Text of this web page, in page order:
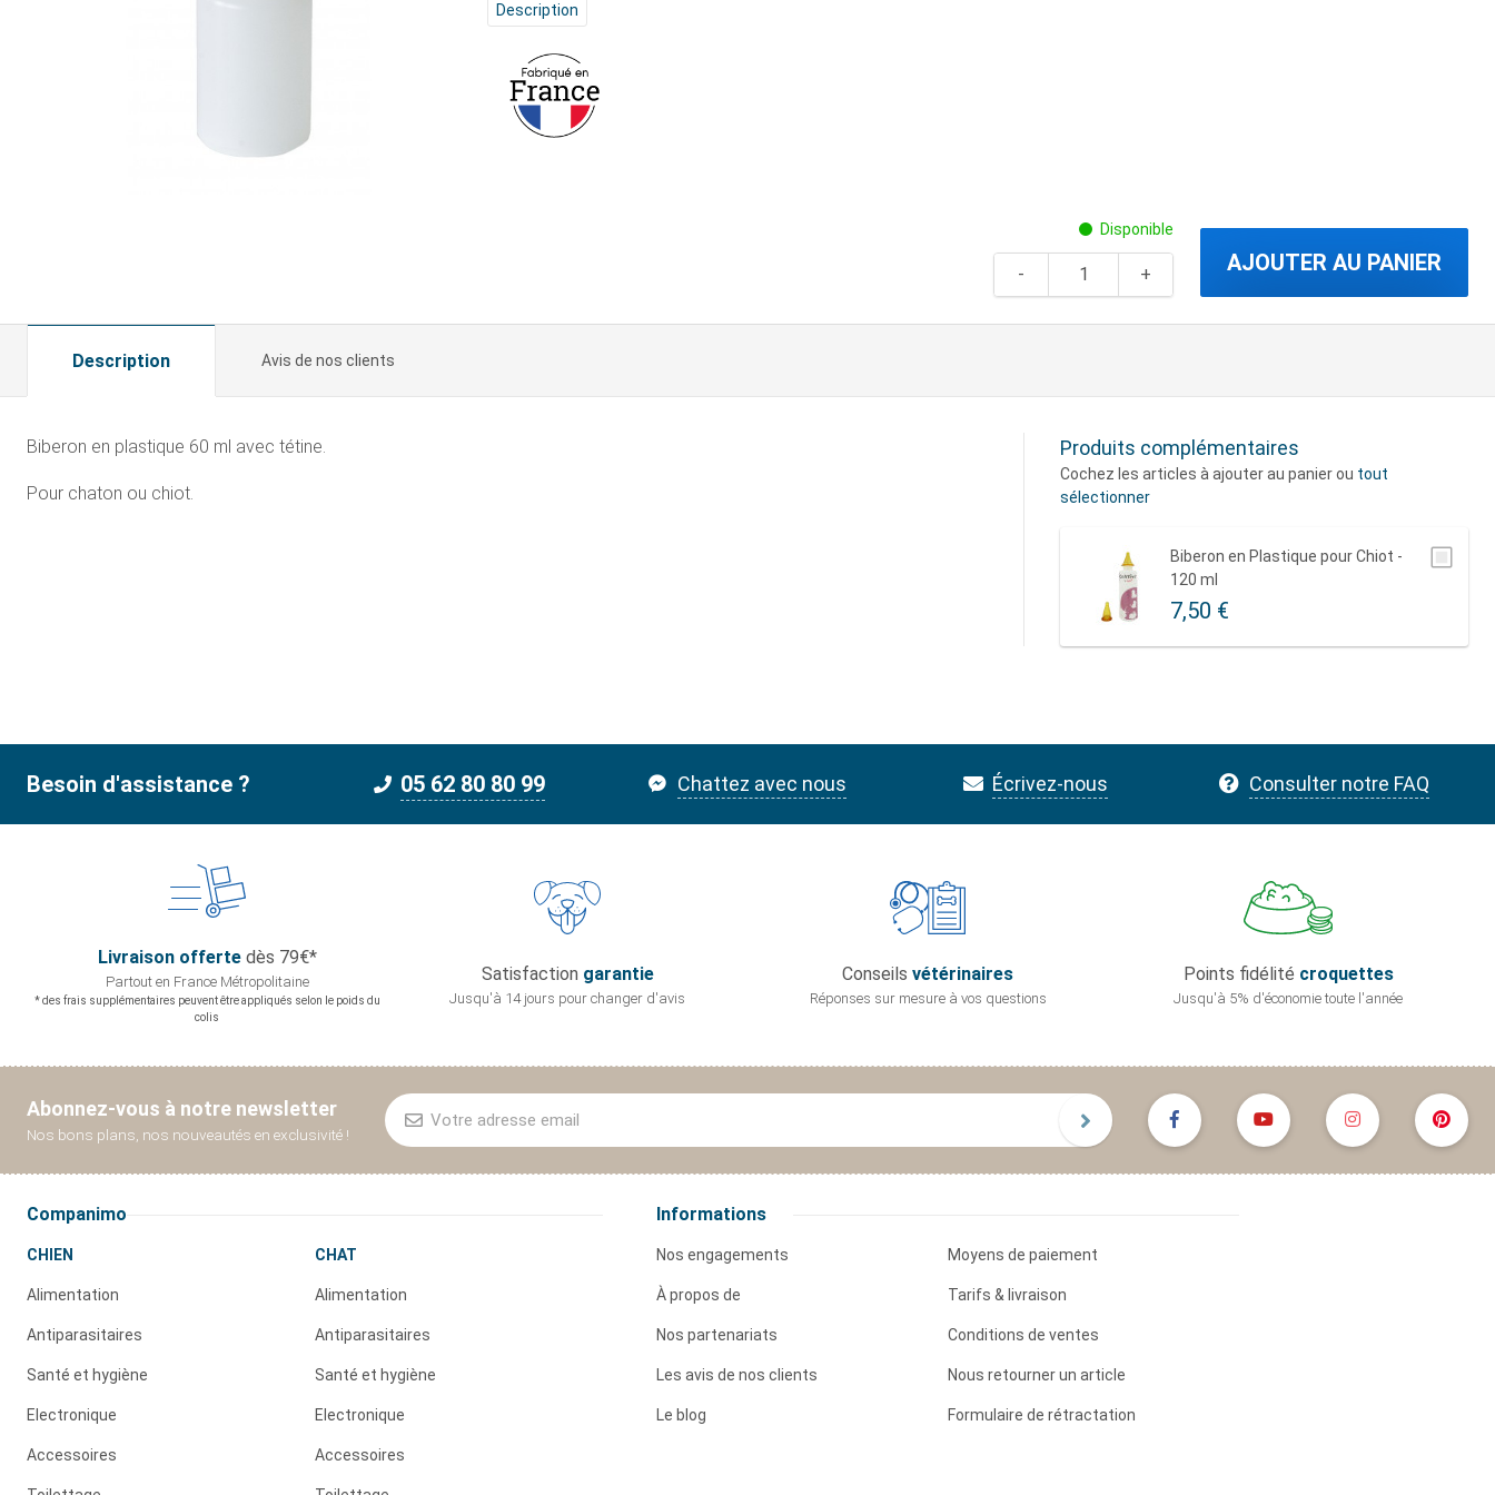
Description
Disponible
AJOUTER AU PANIER
Description Avis de nos clients
Biberon en plastique 60 ml avec tétine.
Pour chaton ou chiot.
Produits complémentaires
Cochez les articles à ajouter au panier ou tout
sélectionner
Biberon en Plastique pour Chiot -
120 ml
7,50 €
Besoin d'assistance ? 05 62 80 80 99 Chattez avec nous Écrivez-nous Consulter notre FAQ
Livraison offertedès 79€*
Partout en France Métropolitaine
* des frais supplémentaires peuvent être appliqués selon le poids du
colis
Satisfaction garantie
Jusqu'à 14 jours pour changer d'avis
Conseils vétérinaires
Réponses sur mesure à vos questions
Points fidélité croquettes
Jusqu'à 5% d'économie toute l'année
Abonnez-vous à notre newsletter
Nos bons plans, nos nouveautés en exclusivité !
Companimo
CHIEN
Alimentation
Antiparasitaires
Santé et hygiène
Electronique
Accessoires
CHAT
Alimentation
Antiparasitaires
Santé et hygiène
Electronique
Accessoires
Informations
Nos engagements
À propos de
Nos partenariats
Les avis de nos clients
Le blog
Moyens de paiement
Tarifs & livraison
Conditions de ventes
Nous retourner un article
Formulaire de rétractation